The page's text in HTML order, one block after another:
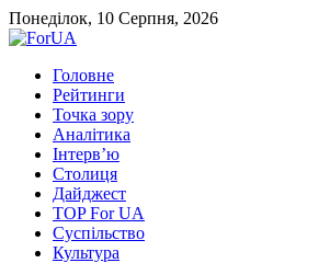
Понеділок, 10 Серпня, 2026
Головне
Рейтинги
Точка зору
Аналітика
Інтерв’ю
Столиця
Дайджест
TOP For UA
Суспiльство
Культура